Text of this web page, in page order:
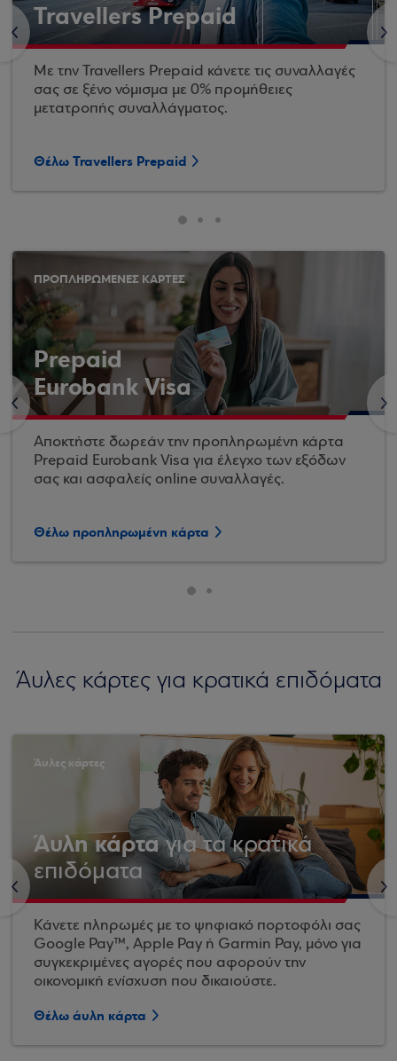
< Travellers Prepaid
Με την Travellers Prepaid κάνετε τις συναλλαγές
σας σε ξένο νόμισμα με 0% προμήθειες
μετατροπής συναλλάγματος.
Θέλω Travellers Prepaid
>
<
ΠΡΟΠΛΗΡΩΜΕΝΕΣ ΚΑΡΤΕΣ
Prepaid
Eurobank Visa
Αποκτήστε δωρεάν την προπληρωμένη κάρτα
Prepaid Eurobank Visa για έλεγχο των εξόδων
σας και ασφαλείς online συναλλαγές.
Θέλω προπληρωμένη κάρτα
>
Άυλες κάρτες για κρατικά επιδόματα
<
Άυλες κάρτες
Άυλη κάρταγια τα κρατικά
επιδόματα
Κάνετε πληρωμές με το ψηφιακό πορτοφόλι σας
Google Pay™, Apple Pay ή Garmin Pay, μόνο για
συγκεκριμένες αγορές που αφορούν την
οικονομική ενίσχυση που δικαιούστε.
Θέλω άυλη κάρτα
>